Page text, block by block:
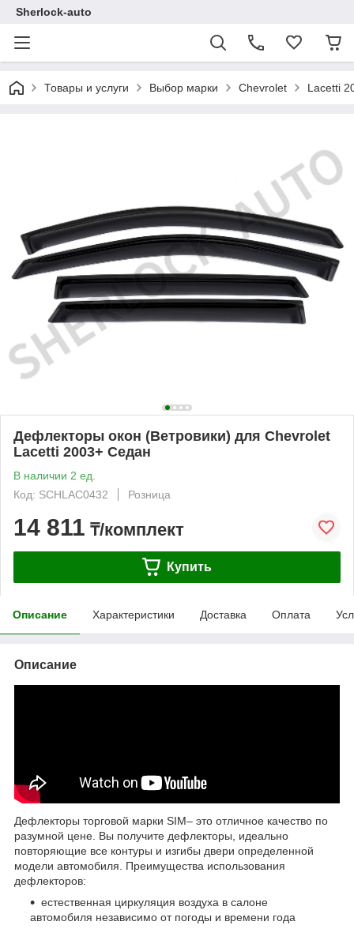
Sherlock-auto
Товары и услуги Выбор марки Chevrolet Lacetti
Дефлекторы окон (Ветровики) для Chevrolet
Lacetti 2003+ Седан
В наличии 2 ед.
Код: SCHLAC0432
Розница
14 811 ₸/комплект
Купить
Описание Характеристики Доставка Оплата
Описание
Дефлекторы торговой марки SIM– это отличное качество по
разумной цене. Вы получите дефлекторы, идеально
повторяющие все контуры и изгибы двери определенной
модели автомобиля. Преимущества использования
дефлекторов:
естественная циркуляция воздуха в салоне
автомобиля независимо от погоды и времени года